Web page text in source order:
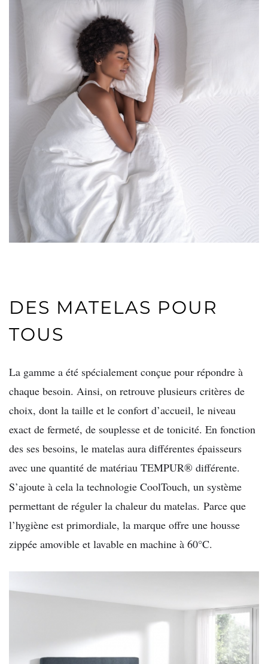
DES MATELAS POUR
TOUS
La gamme a été spécialement conçue pour répondre à
chaque besoin. Ainsi, on retrouve plusieurs critères de
choix, dont la taille et le confort d’accueil, le niveau
exact de fermeté, de souplesse et de tonicité. En fonction
des ses besoins, le matelas aura différentes épaisseurs
avec une quantité de matériau TEMPUR® différente.
S’ajoute à cela la technologie CoolTouch, un système
permettant de réguler la chaleur du matelas. Parce que
l’hygiène est primordiale, la marque offre une housse
zippée amovible et lavable en machine à 60°C.